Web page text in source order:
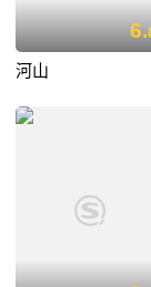
6.
河山